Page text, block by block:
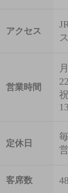
アクセス
営業時間
定休日
客席数